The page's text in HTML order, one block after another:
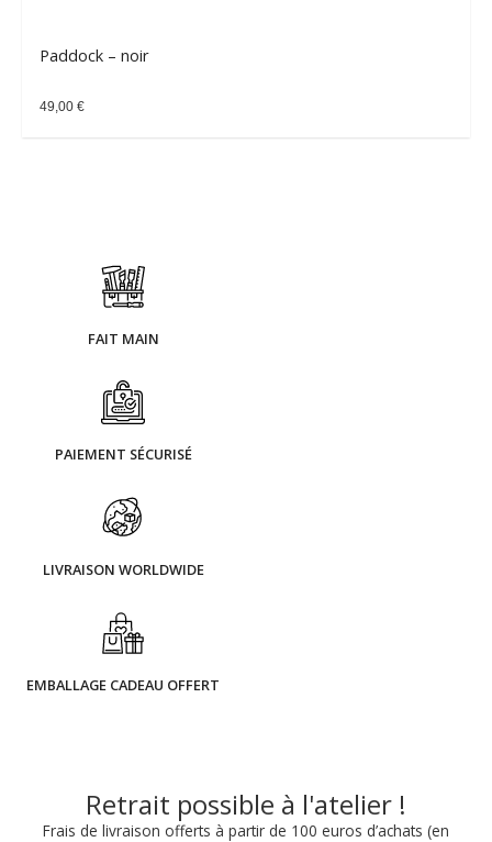
Paddock – noir
49,00€
FAIT MAIN
PAIEMENT SÉCURISÉ
LIVRAISON WORLDWIDE
EMBALLAGE CADEAU OFFERT
Retrait possible à l'atelier !
Frais de livraison offerts à partir de 100 euros d’achats (en